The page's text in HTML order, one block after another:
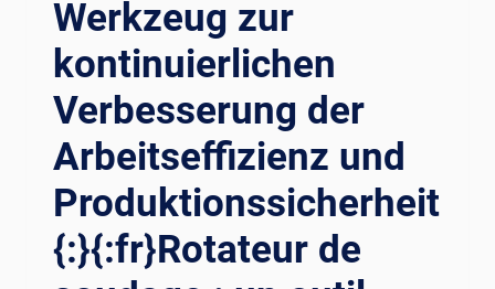
Werkzeug zur
kontinuierlichen
Verbesserung der
Arbeitseffizienz und
Produktionssicherheit
{:}{:fr}Rotateur de